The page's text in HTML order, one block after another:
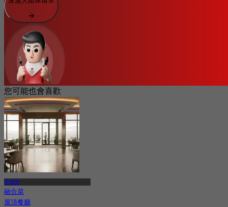
您可能也會喜歡
芭達雅
融合菜
屋頂餐廳